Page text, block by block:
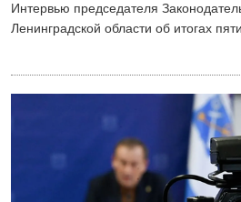
Интервью председателя
Ленинградской области об итогах